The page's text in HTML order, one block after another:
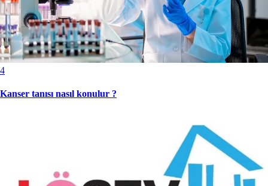
4
Kanser tanısı nasıl konulur ?